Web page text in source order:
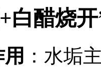
白醋烧
：水垢